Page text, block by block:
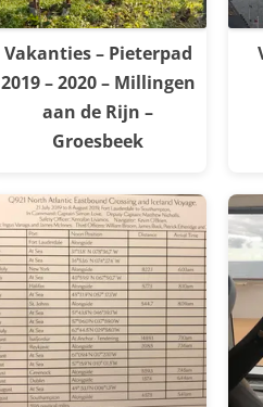
Vakanties – Pieterpad
2019 – 2020 – Millingen
aan de Rijn –
Groesbeek